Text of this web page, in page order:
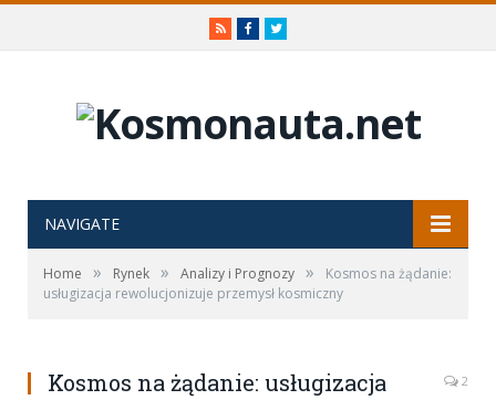
RSSFacebookTwitter
NAVIGATE
Home » Rynek » Analizy i Prognozy »
Kosmos na żądanie:
usługizacja rewolucjonizuje przemysł kosmiczny
Kosmos na żądanie: usługizacja
2